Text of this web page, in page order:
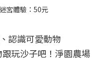
宮體驗：50元
認識可愛動物
玩沙子吧！淨園農場